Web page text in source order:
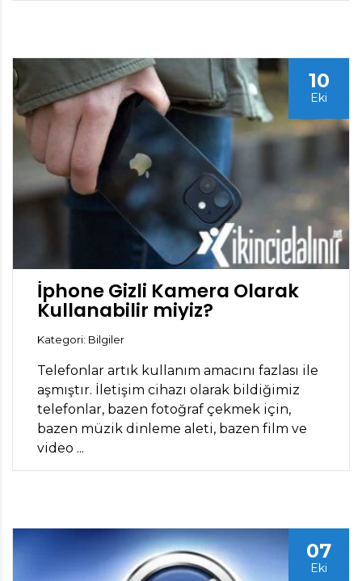
10
Eki
İphone Gizli Kamera Olarak
Kullanabilir miyiz?
Kategori: Bilgiler
Telefonlar artık kullanım amacını fazlası ile
aşmıştır. İletişim cihazı olarak bildiğimiz
telefonlar, bazen fotoğraf çekmek için,
bazen müzik dinleme aleti, bazen film ve
video ...
07
Eki